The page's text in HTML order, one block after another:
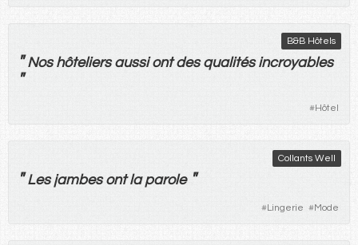
B&B Hôtels
"Noshôteliers aussi ont des qualités incroyables
"
#Hôtel
Collants Well
" Les jambes ont la parole "
#Lingerie #Mode